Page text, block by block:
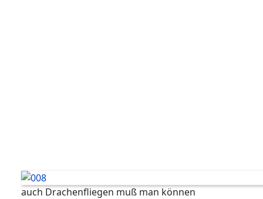
auch Drachenfliegen muß man können